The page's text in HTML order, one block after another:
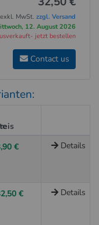
exkl. MwSt.zzgl. Versand
12. August 2026
jetzt bestellen
Contact us
€ Details
€ Details